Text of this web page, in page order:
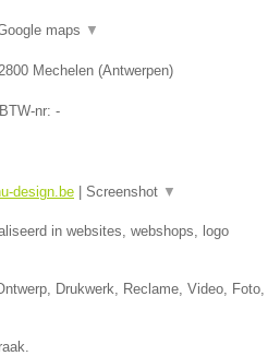
maps ▼
Mechelen (Antwerpen)
nr: -
design.be Screenshot ▼
in websites, webshops, logo
Drukwerk, Reclame, Video, Foto,